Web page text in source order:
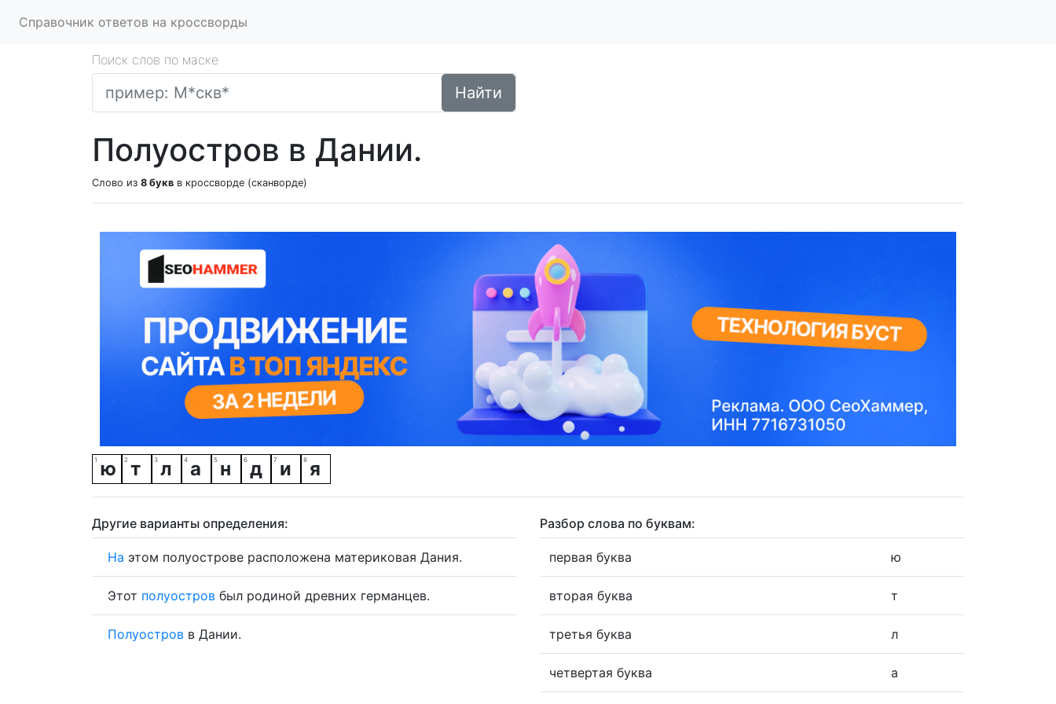
Справочник ответов на кроссворды
Поиск слов по маске
Найти
Полуостров в Дании.
Слово из 8 букв в кроссворде (сканворде)
ю т л а н д и я
Другие варианты определения:
На этом полуострове расположена материковая Дания.
Этот полуостров был родиной древних германцев.
Полуостров в Дании.
Разбор слова по буквам:
первая буква ю
вторая буква т
третья буква л
четвертая буква а